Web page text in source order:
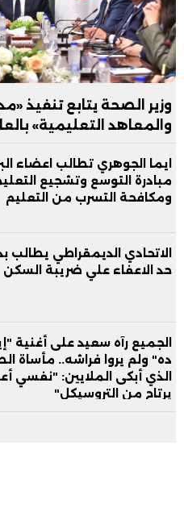
وزير الصحة يتابع تنفيذ
والمعاهد التعليمية»
ايما الجوهري تطالب اعضاء
مبادرة التوسع وتشجيع
ومكافحة التسرب من التعليم
الاتحادي الديمقراطي يطالب
حد الاعفاء علي ضريبة السكن
الجميع رآه سعيد على أغنية
ده" ولم يروا فراشه.. مأساة
الذي أبكى الملايين: "نفسي
يرتاح من التروسيكل"